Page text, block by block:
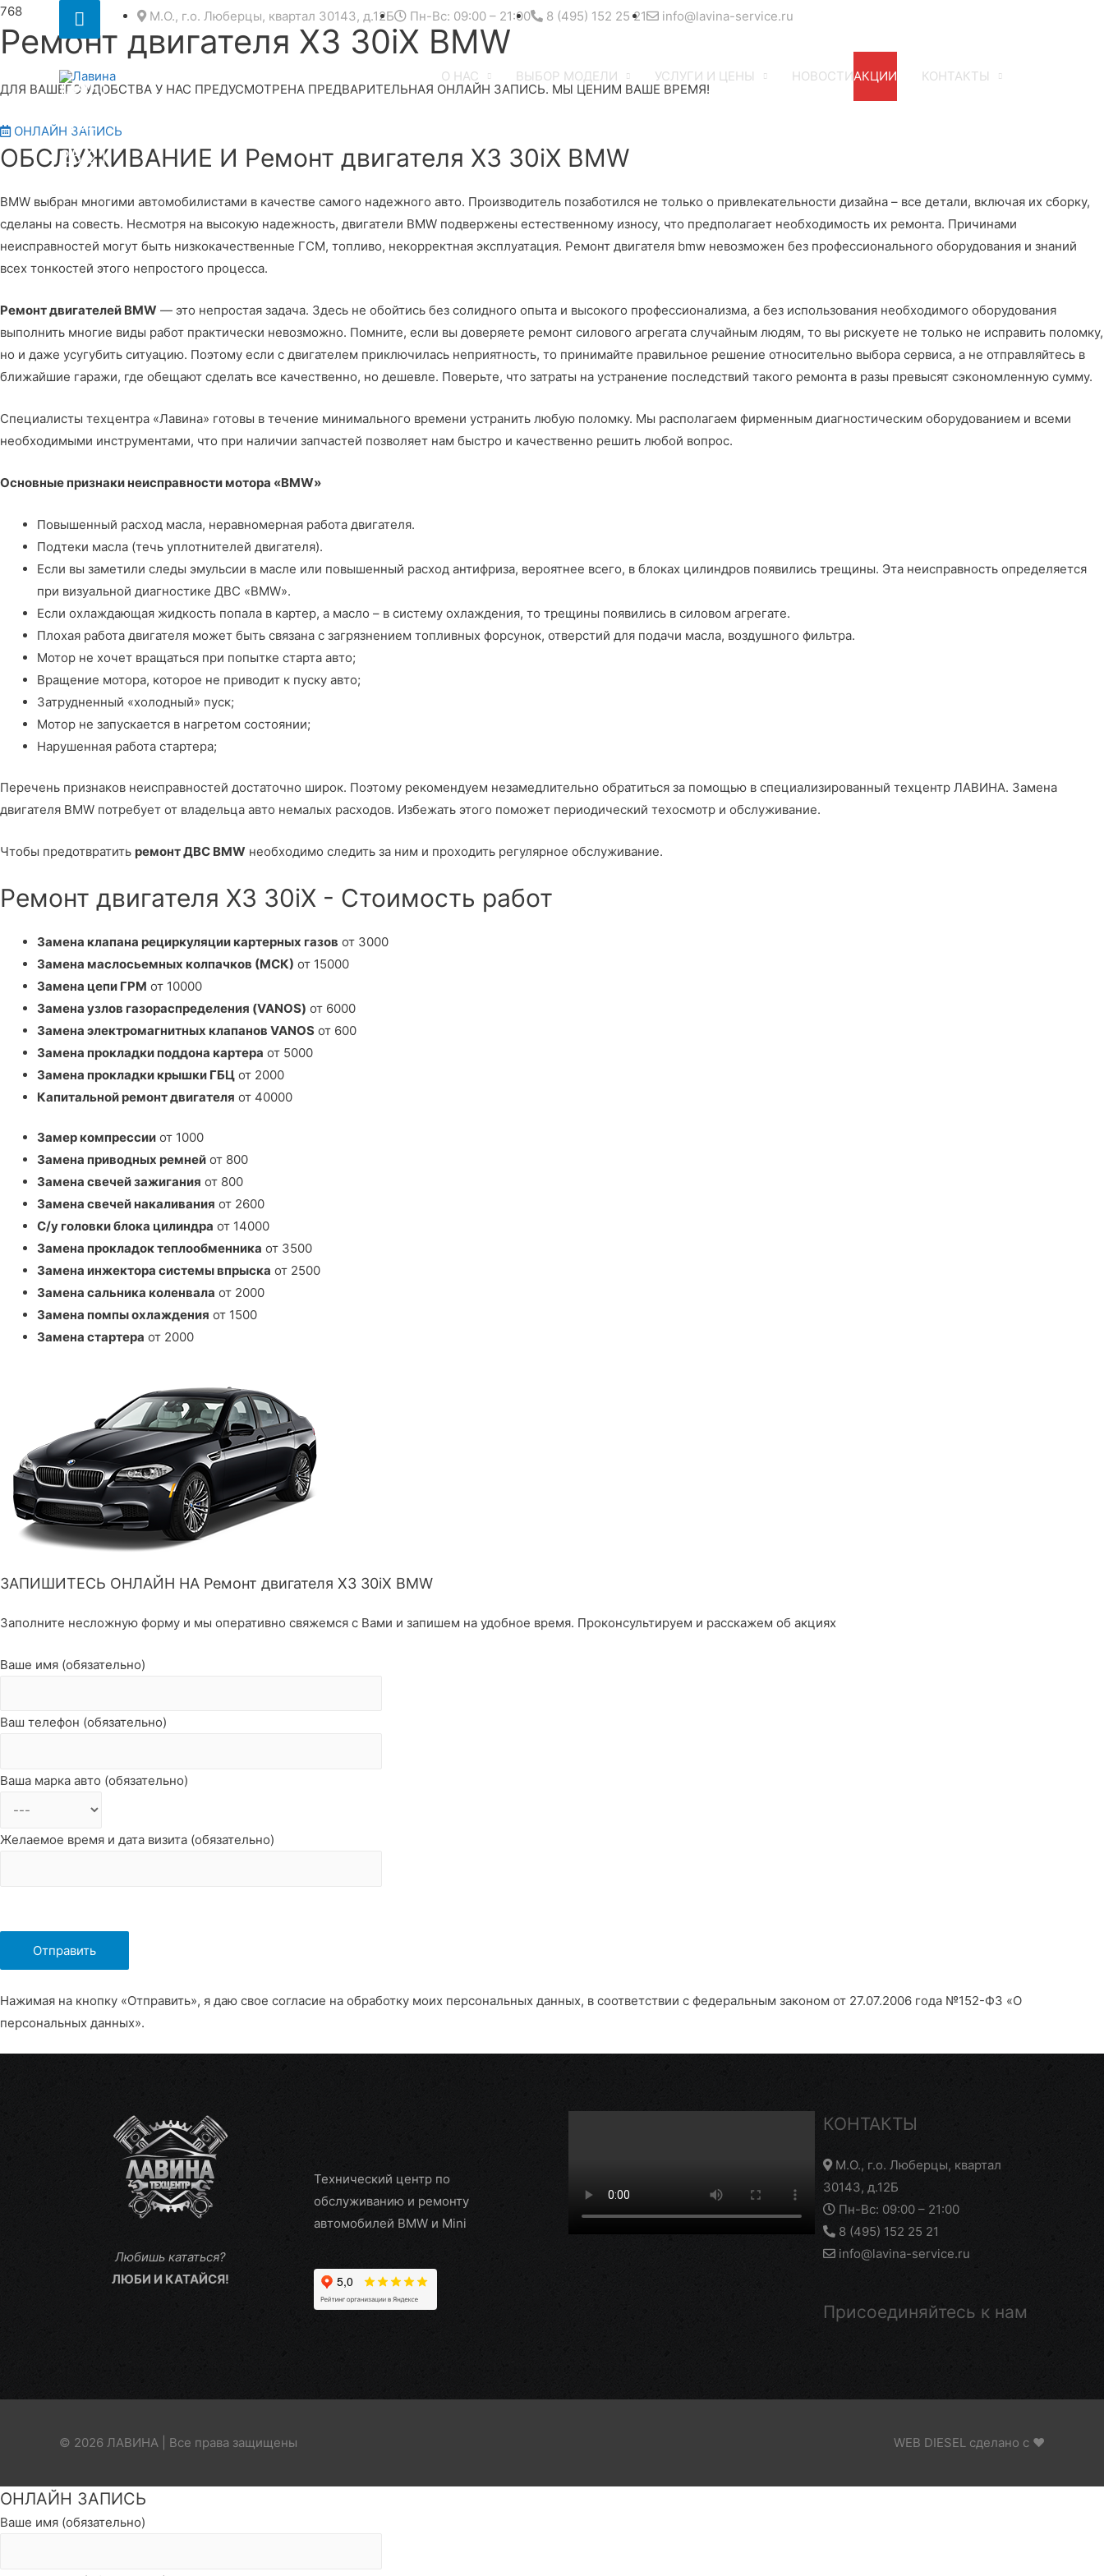
Секция
над
шапкой
8
(495)
152
25 21
М.О., г.о. Люберцы, квартал 30143, д.12Б Пн-Вс: 09:00 – 21:00 8 (495) 152 25 21 info@lavina-service.ru
О НАС ВЫБОР МОДЕЛИ УСЛУГИ И ЦЕНЫ НОВОСТИАКЦИИ КОНТАКТЫ
Ремонт двигателя X3 30iX BMW
ДЛЯ ВАШЕГО УДОБСТВА У НАС ПРЕДУСМОТРЕНА ПРЕДВАРИТЕЛЬНАЯ ОНЛАЙН ЗАПИСЬ. МЫ ЦЕНИМ ВАШЕ ВРЕМЯ!
ОНЛАЙН ЗАПИСЬ
ОБСЛУЖИВАНИЕ И Ремонт двигателя X3 30iX BMW
BMW выбран многими автомобилистами в качестве самого надежного авто. Производитель позаботился не только о привлекательности дизайна – все детали, включая их сборку,
сделаны на совесть. Несмотря на высокую надежность, двигатели BMW подвержены естественному износу, что предполагает необходимость их ремонта. Причинами
неисправностей могут быть низкокачественные ГСМ, топливо, некорректная эксплуатация. Ремонт двигателя bmw невозможен без профессионального оборудования и знаний
всех тонкостей этого непростого процесса.
Ремонт двигателей BMW — это непростая задача. Здесь не обойтись без солидного опыта и высокого профессионализма, а без использования необходимого оборудования
выполнить многие виды работ практически невозможно. Помните, если вы доверяете ремонт силового агрегата случайным людям, то вы рискуете не только не исправить поломку,
но и даже усугубить ситуацию. Поэтому если с двигателем приключилась неприятность, то принимайте правильное решение относительно выбора сервиса, а не отправляйтесь в
ближайшие гаражи, где обещают сделать все качественно, но дешевле. Поверьте, что затраты на устранение последствий такого ремонта в разы превысят сэкономленную сумму.
Специалисты техцентра «Лавина» готовы в течение минимального времени устранить любую поломку. Мы располагаем фирменным диагностическим оборудованием и всеми
необходимыми инструментами, что при наличии запчастей позволяет нам быстро и качественно решить любой вопрос.
Основные признаки неисправности мотора «BMW»
Повышенный расход масла, неравномерная работа двигателя.
Подтеки масла (течь уплотнителей двигателя).
Если вы заметили следы эмульсии в масле или повышенный расход антифриза, вероятнее всего, в блоках цилиндров появились трещины. Эта неисправность определяется
при визуальной диагностике ДВС «BMW».
Если охлаждающая жидкость попала в картер, а масло – в систему охлаждения, то трещины появились в силовом агрегате.
Плохая работа двигателя может быть связана с загрязнением топливных форсунок, отверстий для подачи масла, воздушного фильтра.
Мотор не хочет вращаться при попытке старта авто;
Вращение мотора, которое не приводит к пуску авто;
Затрудненный «холодный» пуск;
Мотор не запускается в нагретом состоянии;
Нарушенная работа стартера;
Перечень признаков неисправностей достаточно широк. Поэтому рекомендуем незамедлительно обратиться за помощью в специализированный техцентр ЛАВИНА. Замена
двигателя BMW потребует от владельца авто немалых расходов. Избежать этого поможет периодический техосмотр и обслуживание.
Чтобы предотвратить ремонт ДВС BMW необходимо следить за ним и проходить регулярное обслуживание.
Ремонт двигателя X3 30iX - Стоимость работ
Замена клапана рециркуляции картерных газов от 3000
Замена маслосьемных колпачков (МСК) от 15000
Замена цепи ГРМ от 10000
Замена узлов газораспределения (VANOS) от 6000
Замена электромагнитных клапанов VANOS от 600
Замена прокладки поддона картера от 5000
Замена прокладки крышки ГБЦ от 2000
Капитальной ремонт двигателя от 40000
Замер компрессии от 1000
Замена приводных ремней от 800
Замена свечей зажигания от 800
Замена свечей накаливания от 2600
С/у головки блока цилиндра от 14000
Замена прокладок теплообменника от 3500
Замена инжектора системы впрыска от 2500
Замена сальника коленвала от 2000
Замена помпы охлаждения от 1500
Замена стартера от 2000
ЗАПИШИТЕСЬ ОНЛАЙН НА Ремонт двигателя X3 30iX BMW
Заполните несложную форму и мы оперативно свяжемся с Вами и запишем на удобное время. Проконсультируем и расскажем об акциях
Ваше имя (обязательно)
Ваш телефон (обязательно)
Ваша марка авто (обязательно)
Желаемое время и дата визита (обязательно)
Нажимая на кнопку «Отправить», я даю свое согласие на обработку моих персональных данных, в соответствии с федеральным законом от 27.07.2006 года №152-Ф3 «О
персональных данных».
Любишь кататься?
ЛЮБИ И КАТАЙСЯ!
Технический центр по
обслуживанию и ремонту
автомобилей BMW и Mini
КОНТАКТЫ
М.О., г.о. Люберцы, квартал
30143, д.12Б
Пн-Вс: 09:00 – 21:00
8 (495) 152 25 21
info@lavina-service.ru
Присоединяйтесь к нам
© 2026 ЛАВИНА | Все права защищены WEB DIESEL сделано с ❤
Пролистать
наверх
ОНЛАЙН ЗАПИСЬ
Ваше имя (обязательно)